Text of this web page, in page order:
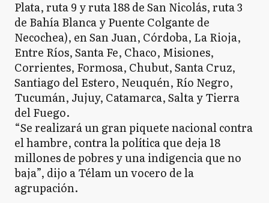
Plata, ruta 9 y ruta 188 de San Nicolás, ruta 3
de Bahía Blanca y Puente Colgante de
Necochea), en San Juan, Córdoba, La Rioja,
Entre Ríos, Santa Fe, Chaco, Misiones,
Corrientes, Formosa, Chubut, Santa Cruz,
Santiago del Estero, Neuquén, Río Negro,
Tucumán, Jujuy, Catamarca, Salta y Tierra
del Fuego.
“Se realizará un gran piquete nacional contra
el hambre, contra la política que deja 18
millones de pobres y una indigencia que no
baja”, dijo a Télam un vocero de la
agrupación.